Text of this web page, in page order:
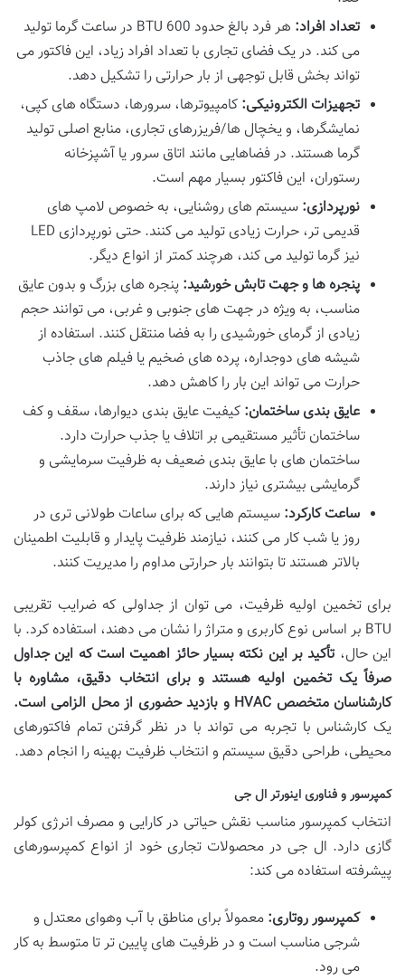
تعداد افراد:
هر فرد بالغ حدود 600 BTU در ساعت گرما تولید
می کند. در یک فضای تجاری با تعداد افراد زیاد، این فاکتور می
تواند بخش قابل توجهی از بار حرارتی را تشکیل دهد.
تجهیزات الکترونیکی: کامپیوترها، سرورها، دستگاه های کپی،
نمایشگرها، و یخچال ها/فریزرهای تجاری، منابع اصلی تولید
گرما هستند. در فضاهایی مانند اتاق سرور یا آشپزخانه
رستوران، این فاکتور بسیار مهم است.
نورپردازی: سیستم های روشنایی، به خصوص لامپ های
قدیمی تر، حرارت زیادی تولید می کنند. حتی نورپردازی LED
نیز گرما تولید می کند، هرچند کمتر از انواع دیگر.
پنجره ها و جهت تابش خورشید: پنجره های بزرگ و بدون عایق
مناسب، به ویژه در جهت های جنوبی و غربی، می توانند حجم
زیادی از گرمای خورشیدی را به فضا منتقل کنند. استفاده از
شیشه های دوجداره، پرده های ضخیم یا فیلم های جاذب
حرارت می تواند این بار را کاهش دهد.
عایق بندی ساختمان: کیفیت عایق بندی دیوارها، سقف و کف
ساختمان تأثیر مستقیمی بر اتلاف یا جذب حرارت دارد.
ساختمان های با عایق بندی ضعیف به ظرفیت سرمایشی و
گرمایشی بیشتری نیاز دارند.
ساعت کارکرد: سیستم هایی که برای ساعات طولانی تری در
روز یا شب کار می کنند، نیازمند ظرفیت پایدار و قابلیت اطمینان
بالاتر هستند تا بتوانند بار حرارتی مداوم را مدیریت کنند.
برای تخمین اولیه ظرفیت، می توان از جداولی که ضرایب تقریبی
BTU بر اساس نوع کاربری و متراژ را نشان می دهند، استفاده کرد. با
این حال،تأکید بر این نکته بسیار حائز اهمیت است که این جداول
صرفاً یک تخمین اولیه هستند و برای انتخاب دقیق، مشاوره با
کارشناسان متخصص HVAC و بازدید حضوری از محل الزامی است.
یک کارشناس با تجربه می تواند با در نظر گرفتن تمام فاکتورهای
محیطی، طراحی دقیق سیستم و انتخاب ظرفیت بهینه را انجام دهد.
کمپرسور و فناوری اینورتر ال جی
انتخاب کمپرسور مناسب نقش حیاتی در کارایی و مصرف انرژی کولر
گازی دارد. ال جی در محصولات تجاری خود از انواع کمپرسورهای
پیشرفته استفاده می کند:
کمپرسور روتاری: معمولاً برای مناطق با آب وهوای معتدل و
شرجی مناسب است و در ظرفیت های پایین تر تا متوسط به کار
می رود.